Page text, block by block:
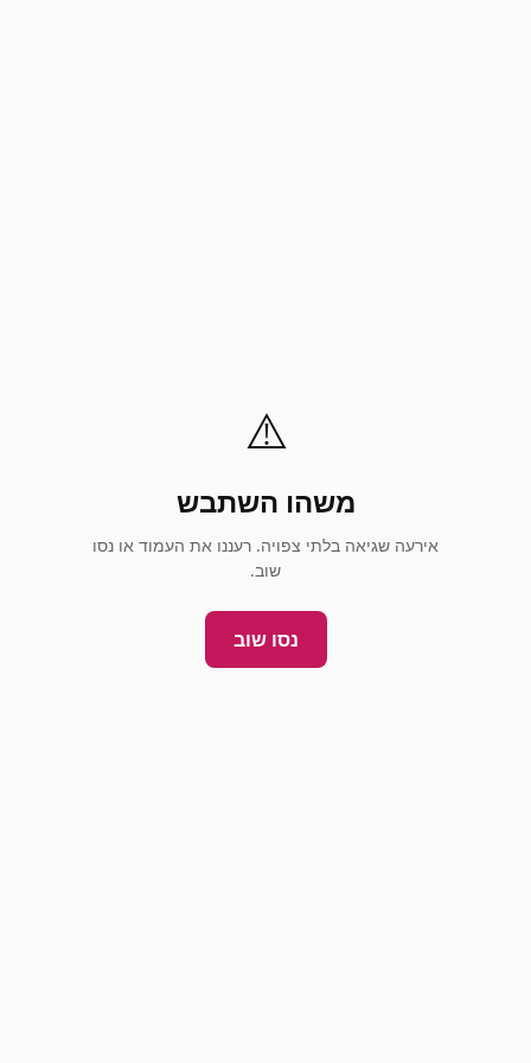
⚠️
משהו השתבש
אירעה שגיאה בלתי צפויה. רעננו את העמוד או נסו
שוב.
נסו שוב